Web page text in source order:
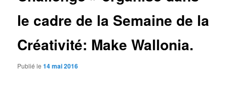
le cadre de la Semaine de la
Créativité: Make Wallonia.
Publié le14 mai 2016